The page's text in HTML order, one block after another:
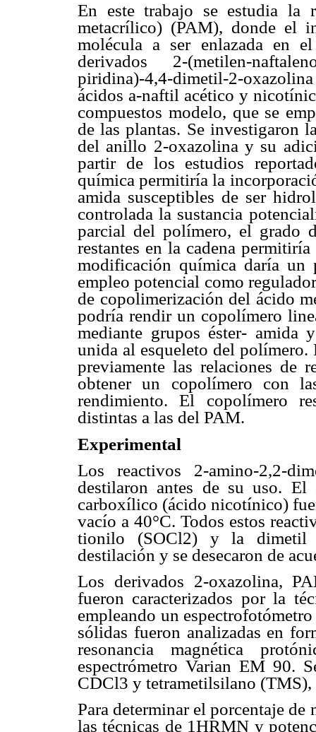
En este trabajo se estudia la
metacrílico) (PAM), donde el
molécula a ser enlazada en
derivados 2-(metilen-
piridina)-4,4-dimetil-2-
ácidos a-naftil acético y
compuestos modelo, que se
de las plantas. Se investigaron
del anillo 2-oxazolina y su
partir de los estudios
química permitiría la
amida susceptibles de ser
controlada la sustancia
parcial del polímero, el grado
restantes en la cadena
modificación química daría un
empleo potencial como
de copolimerización del ácido
podría rendir un copolímero
mediante grupos éster- amida
unida al esqueleto del polímero.
previamente las relaciones de
obtener un copolímero con
rendimiento. El copolímero
distintas a las del PAM.
Experimental
Los reactivos 2-amino-2,2-
destilaron antes de su uso.
carboxílico (ácido nicotínico)
vacío a 40°C. Todos estos
tionilo (SOCl2) y la dimetil
destilación y se desecaron de
Los derivados 2-oxazolina,
fueron caracterizados por la
empleando un
sólidas fueron analizadas en
resonancia magnética
espectrómetro Varian EM 90.
CDCl3 y tetrametilsilano (TMS),
Para determinar el porcentaje
las técnicas de 1HRMN y